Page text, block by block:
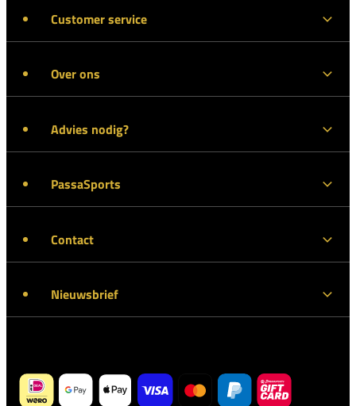
Customer service
Over ons
Advies nodig?
PassaSports
Contact
Nieuwsbrief